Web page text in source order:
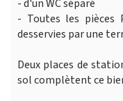
- d'un WC séparé
- Toutes les pièces
desservies par une
Deux places de
sol complètent ce